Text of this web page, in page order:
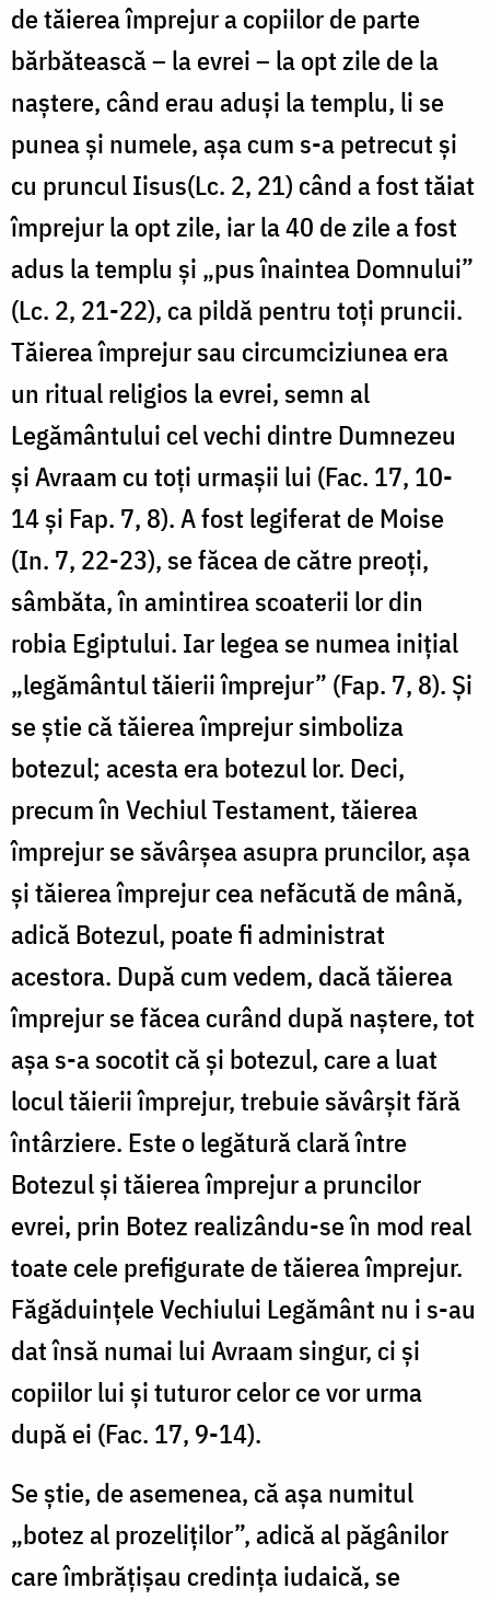
de tăierea împrejur a copiilor de parte
bărbătească – la evrei – la opt zile de la
naștere, când erau aduși la templu, li se
punea și numele, așa cum s-a petrecut și
cu pruncul Iisus(Lc. 2, 21) când a fost tăiat
împrejur la opt zile, iar la 40 de zile a fost
adus la templu și „pus înaintea Domnului”
(Lc. 2, 21-22), ca pildă pentru toți pruncii.
Tăierea împrejur sau circumciziunea era
un ritual religios la evrei, semn al
Legământului cel vechi dintre Dumnezeu
și Avraam cu toți urmașii lui (Fac. 17, 10-
14 și Fap. 7, 8). A fost legiferat de Moise
(In. 7, 22-23), se făcea de către preoți,
sâmbăta, în amintirea scoaterii lor din
robia Egiptului. Iar legea se numea inițial
„legământul tăierii împrejur” (Fap. 7, 8). Și
se știe că tăierea împrejur simboliza
botezul; acesta era botezul lor. Deci,
precum în Vechiul Testament, tăierea
împrejur se săvârșea asupra pruncilor, așa
și tăierea împrejur cea nefăcută de mână,
adică Botezul, poate fi administrat
acestora. După cum vedem, dacă tăierea
împrejur se făcea curând după naștere, tot
așa s-a socotit că și botezul, care a luat
locul tăierii împrejur, trebuie săvârșit fără
întârziere. Este o legătură clară între
Botezul și tăierea împrejur a pruncilor
evrei, prin Botez realizându-se în mod real
toate cele prefigurate de tăierea împrejur.
Făgăduințele Vechiului Legământ nu i s-au
dat însă numai lui Avraam singur, ci și
copiilor lui și tuturor celor ce vor urma
după ei (Fac. 17, 9-14).
Se știe, de asemenea, că așa numitul
„botez al prozeliților”, adică al păgânilor
care îmbrățișau credința iudaică, se